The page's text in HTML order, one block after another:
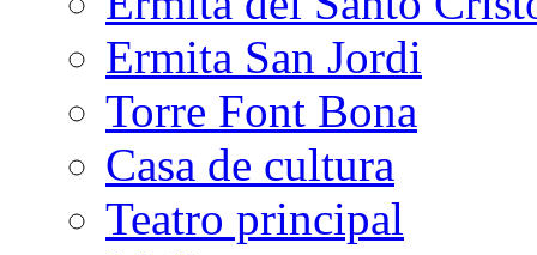
Ermita San Jordi
Torre Font Bona
Casa de cultura
Teatro principal